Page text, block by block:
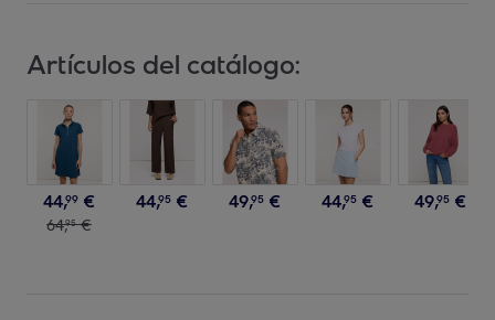
Artículos del catálogo:
44,99 €
64,95 €
44,95 € 49,95 € 44,95 € 49,95 €